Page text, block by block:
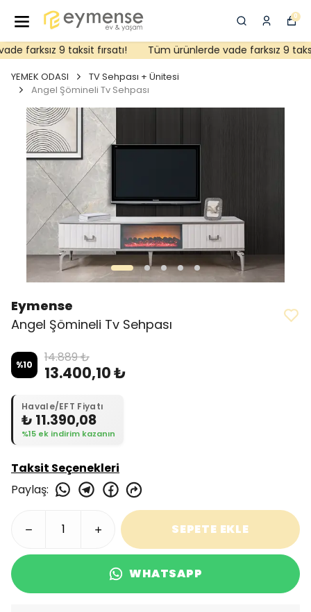
0
farksız 9 taksit fırsatı! Tüm ürünlerde vade farksız 9
YEMEK ODASI
TV Sehpası + Ünitesi
Angel Şömineli Tv Sehpası
Eymense
Angel Şömineli Tv Sehpası
%10 14.889 ₺
13.400,10 ₺
Havale/EFT Fiyatı
₺ 11.390,08
%15 ek indirim kazanın
Taksit Seçenekleri
Paylaş:
SEPETE EKLE
WHATSAPP